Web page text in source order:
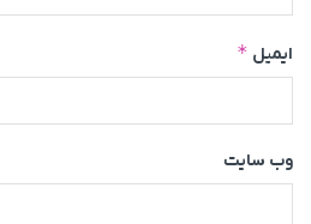
ایمیل *
وب‌ سایت